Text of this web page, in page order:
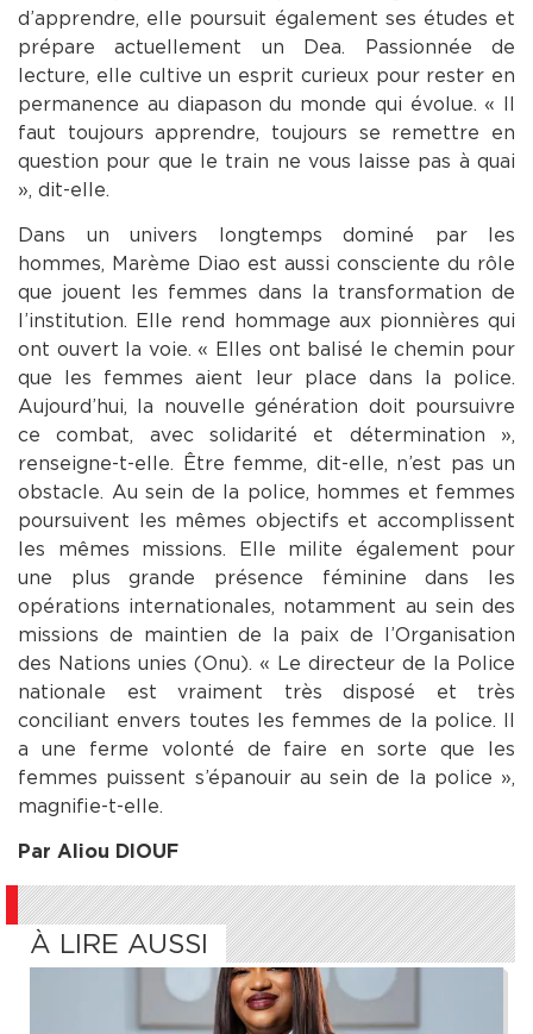
d’apprendre, elle poursuit également ses études et
prépare actuellement un Dea. Passionnée de
lecture, elle cultive un esprit curieux pour rester en
permanence au diapason du monde qui évolue. « Il
faut toujours apprendre, toujours se remettre en
question pour que le train ne vous laisse pas à quai
», dit-elle.
Dans un univers longtemps dominé par les
hommes, Marème Diao est aussi consciente du rôle
que jouent les femmes dans la transformation de
l’institution. Elle rend hommage aux pionnières qui
ont ouvert la voie. « Elles ont balisé le chemin pour
que les femmes aient leur place dans la police.
Aujourd’hui, la nouvelle génération doit poursuivre
ce combat, avec solidarité et détermination »,
renseigne-t-elle. Être femme, dit-elle, n’est pas un
obstacle. Au sein de la police, hommes et femmes
poursuivent les mêmes objectifs et accomplissent
les mêmes missions. Elle milite également pour
une plus grande présence féminine dans les
opérations internationales, notamment au sein des
missions de maintien de la paix de l’Organisation
des Nations unies (Onu). « Le directeur de la Police
nationale est vraiment très disposé et très
conciliant envers toutes les femmes de la police. Il
a une ferme volonté de faire en sorte que les
femmes puissent s’épanouir au sein de la police »,
magnifie-t-elle.
Par Aliou DIOUF
À LIRE AUSSI